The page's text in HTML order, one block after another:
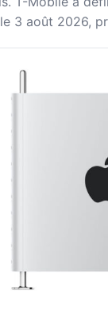
3 août 2026,